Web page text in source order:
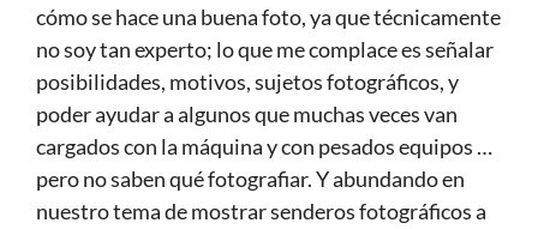
cómo se hace una buena foto, ya que técnicamente
no soy tan experto; lo que me complace es señalar
posibilidades, motivos, sujetos fotográficos, y
poder ayudar a algunos que muchas veces van
cargados con la máquina y con pesados equipos …
pero no saben qué fotografiar. Y abundando en
nuestro tema de mostrar senderos fotográficos a